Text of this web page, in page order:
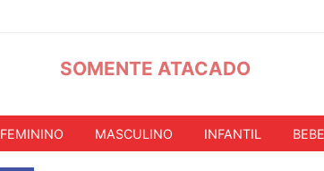
SOMENTE ATACADO
FEMININO MASCULINO INFANTIL BEBE